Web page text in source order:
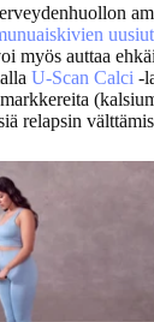
myös auttaa
U-Scan Calci -
relapsin